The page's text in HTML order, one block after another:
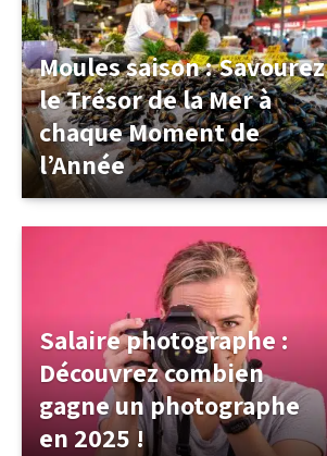
Moules saison : Savourez
le Trésor de la Mer à
chaque Moment de
l’Année
Salaire photographe :
Découvrez combien
gagne un photographe
en 2025 !